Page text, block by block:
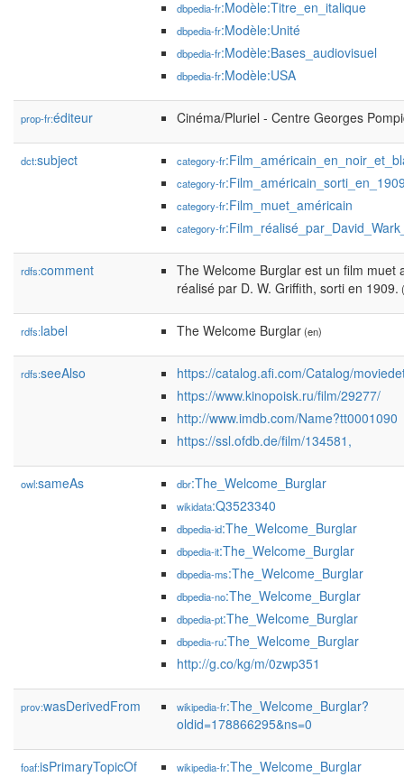
dbpedia-fr:Modèle:Titre_en_italique
dbpedia-fr:Modèle:Unité
dbpedia-fr:Modèle:Bases_audiovisuel
dbpedia-fr:Modèle:USA
prop-fr:éditeur Cinéma/Pluriel - Centre Georges
dct:subject category-fr
category-fr
category-fr:Film_muet_américain
category-fr
rdfs:comment
The Welcome Burglar est un film muet
réalisé par D. W. Griffith, sorti en 1909.
rdfs:label The Welcome Burglar(en)
rdfs:seeAlso
https://catalog.afi.com/Catalog/
https://www.kinopoisk.ru/film/29277/
http://www.imdb.com/Name?tt0001090
https://ssl.ofdb.de/film/134581,
owl:sameAs dbr:The_Welcome_Burglar
wikidata:Q3523340
dbpedia-id:The_Welcome_Burglar
dbpedia-it:The_Welcome_Burglar
dbpedia-ms:The_Welcome_Burglar
dbpedia-no:The_Welcome_Burglar
dbpedia-pt:The_Welcome_Burglar
dbpedia-ru:The_Welcome_Burglar
http://g.co/kg/m/0zwp351
prov:wasDerivedFrom wikipedia-fr:The_Welcome_Burglar?
oldid=178866295&ns=0
foaf:isPrimaryTopicOf wikipedia-fr:The_Welcome_Burglar